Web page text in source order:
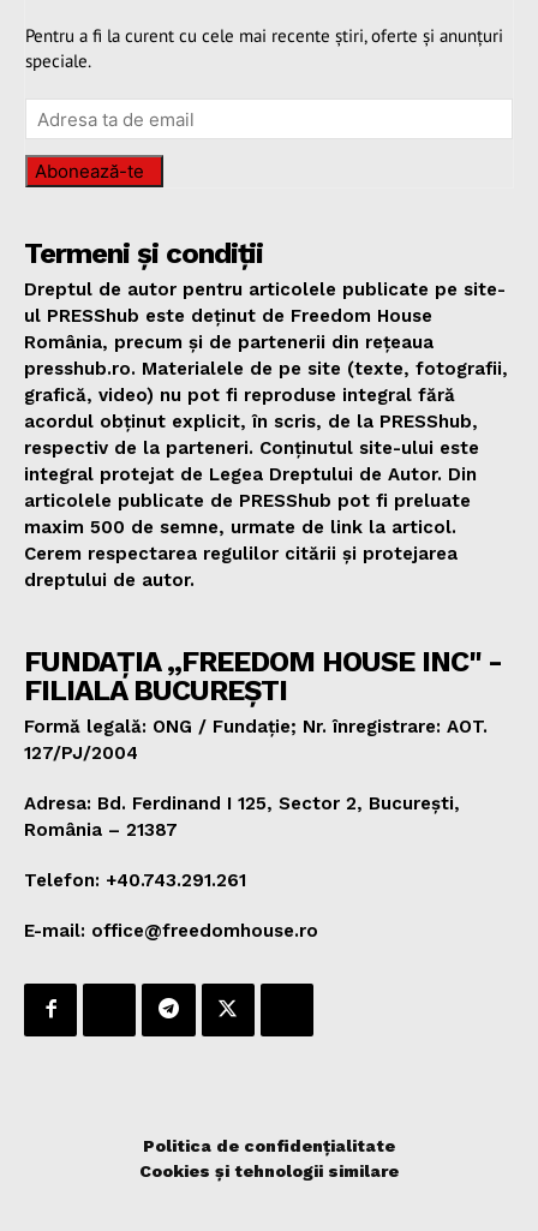
Pentru a fi la curent cu cele mai recente știri, oferte și anunțuri
speciale.
Abonează-te
Termeni și condiții
Dreptul de autor pentru articolele publicate pe site-
ul PRESShub este deținut de Freedom House
România, precum și de partenerii din rețeaua
presshub.ro. Materialele de pe site (texte, fotografii,
grafică, video) nu pot fi reproduse integral fără
acordul obținut explicit, în scris, de la PRESShub,
respectiv de la parteneri. Conținutul site-ului este
integral protejat de Legea Dreptului de Autor. Din
articolele publicate de PRESShub pot fi preluate
maxim 500 de semne, urmate de link la articol.
Cerem respectarea regulilor citării și protejarea
dreptului de autor.
FUNDAȚIA „FREEDOM HOUSE INC" -
FILIALA BUCUREȘTI
Formă legală: ONG / Fundație; Nr. înregistrare: AOT.
127/PJ/2004
Adresa: Bd. Ferdinand I 125, Sector 2, București,
România – 21387
Telefon: +40.743.291.261
E-mail: office@freedomhouse.ro
Politica de confidențialitate
Cookies și tehnologii similare